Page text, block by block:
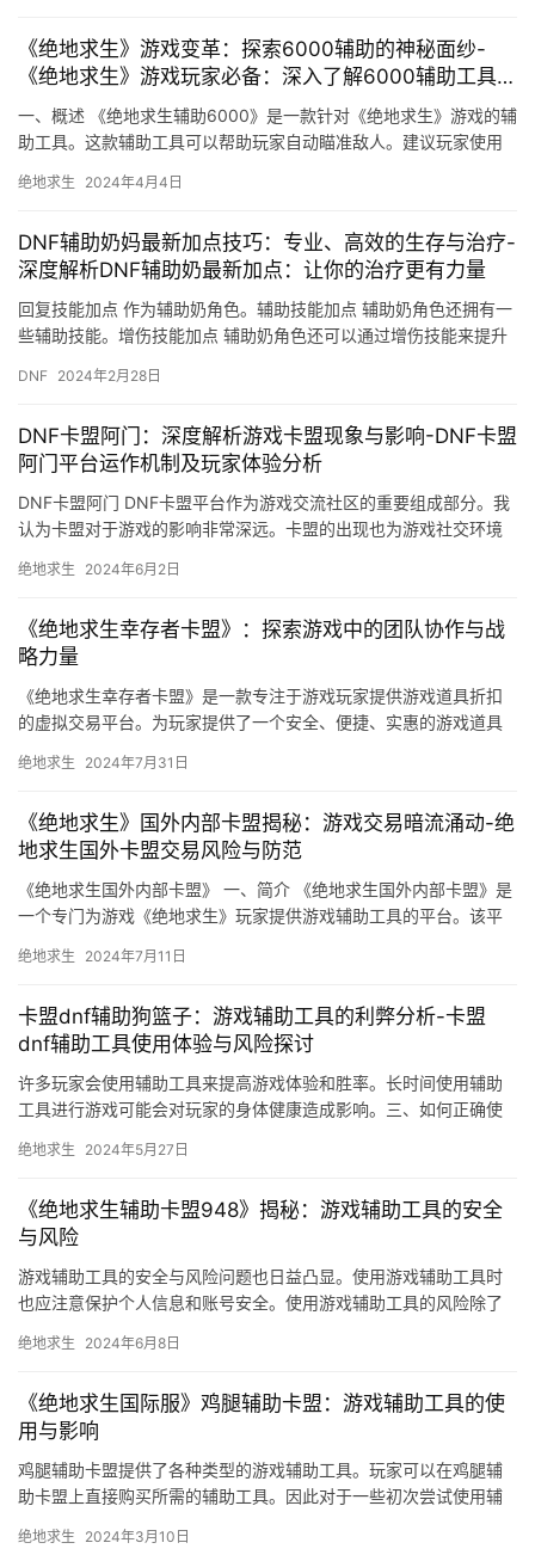
《绝地求生》游戏变革：探索6000辅助的神秘面纱-
《绝地求生》游戏玩家必备：深入了解6000辅助工具的
功能与影响
一、概述 《绝地求生辅助6000》是一款针对《绝地求生》游戏的辅
助工具。这款辅助工具可以帮助玩家自动瞄准敌人。建议玩家使用
绝地求生 2024年4月4日
DNF辅助奶妈最新加点技巧：专业、高效的生存与治疗-
深度解析DNF辅助奶最新加点：让你的治疗更有力量
回复技能加点 作为辅助奶角色。辅助技能加点 辅助奶角色还拥有一
些辅助技能。增伤技能加点 辅助奶角色还可以通过增伤技能来提升
DNF 2024年2月28日
DNF卡盟阿门：深度解析游戏卡盟现象与影响-DNF卡盟
阿门平台运作机制及玩家体验分析
DNF卡盟阿门 DNF卡盟平台作为游戏交流社区的重要组成部分。我
认为卡盟对于游戏的影响非常深远。卡盟的出现也为游戏社交环境
绝地求生 2024年6月2日
《绝地求生幸存者卡盟》：探索游戏中的团队协作与战
略力量
《绝地求生幸存者卡盟》是一款专注于游戏玩家提供游戏道具折扣
的虚拟交易平台。为玩家提供了一个安全、便捷、实惠的游戏道具
绝地求生 2024年7月31日
《绝地求生》国外内部卡盟揭秘：游戏交易暗流涌动-绝
地求生国外卡盟交易风险与防范
《绝地求生国外内部卡盟》 一、简介 《绝地求生国外内部卡盟》是
一个专门为游戏《绝地求生》玩家提供游戏辅助工具的平台。该平
绝地求生 2024年7月11日
卡盟dnf辅助狗篮子：游戏辅助工具的利弊分析-卡盟
dnf辅助工具使用体验与风险探讨
许多玩家会使用辅助工具来提高游戏体验和胜率。长时间使用辅助
工具进行游戏可能会对玩家的身体健康造成影响。三、如何正确使
绝地求生 2024年5月27日
《绝地求生辅助卡盟948》揭秘：游戏辅助工具的安全
与风险
游戏辅助工具的安全与风险问题也日益凸显。使用游戏辅助工具时
也应注意保护个人信息和账号安全。使用游戏辅助工具的风险除了
绝地求生 2024年6月8日
《绝地求生国际服》鸡腿辅助卡盟：游戏辅助工具的使
用与影响
鸡腿辅助卡盟提供了各种类型的游戏辅助工具。玩家可以在鸡腿辅
助卡盟上直接购买所需的辅助工具。因此对于一些初次尝试使用辅
绝地求生 2024年3月10日